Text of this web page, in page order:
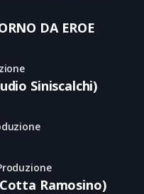
DA EROE
Siniscalchi)
Ramosino)